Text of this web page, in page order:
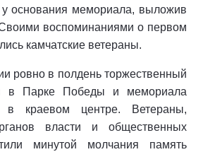
у основания мемориала, выложив
воспоминаниями о первом
камчатские ветераны.
ровно в полдень торжественный
в Парке Победы и мемориала
в краевом центре. Ветераны,
власти и общественных
минутой молчания память